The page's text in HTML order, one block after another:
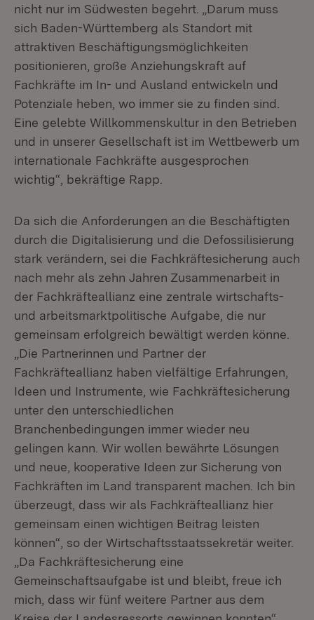
nicht nur im Südwesten begehrt. „Darum muss
sich Baden-Württemberg als Standort mit
attraktiven Beschäftigungsmöglichkeiten
positionieren, große Anziehungskraft auf
Fachkräfte im In- und Ausland entwickeln und
Potenziale heben, wo immer sie zu finden sind.
Eine gelebte Willkommenskultur in den Betrieben
und in unserer Gesellschaft ist im Wettbewerb um
internationale Fachkräfte ausgesprochen
wichtig“, bekräftige Rapp.
Da sich die Anforderungen an die Beschäftigten
durch die Digitalisierung und die Defossilisierung
stark verändern, sei die Fachkräftesicherung auch
nach mehr als zehn Jahren Zusammenarbeit in
der Fachkräfteallianz eine zentrale wirtschafts-
und arbeitsmarktpolitische Aufgabe, die nur
gemeinsam erfolgreich bewältigt werden könne.
„Die Partnerinnen und Partner der
Fachkräfteallianz haben vielfältige Erfahrungen,
Ideen und Instrumente, wie Fachkräftesicherung
unter den unterschiedlichen
Branchenbedingungen immer wieder neu
gelingen kann. Wir wollen bewährte Lösungen
und neue, kooperative Ideen zur Sicherung von
Fachkräften im Land transparent machen. Ich bin
überzeugt, dass wir als Fachkräfteallianz hier
gemeinsam einen wichtigen Beitrag leisten
können“, so der Wirtschaftsstaatssekretär weiter.
„Da Fachkräftesicherung eine
Gemeinschaftsaufgabe ist und bleibt, freue ich
mich, dass wir fünf weitere Partner aus dem